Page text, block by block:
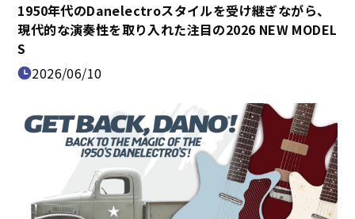
1950年代のDanelectroスタイルを受け継ぎながら、
現代的な演奏性を取り入れた注目の2026 NEW MODEL
S
2026/06/10